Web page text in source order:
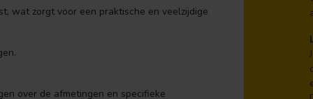
wat zorgt voor een praktische en veelzijdige
over de afmetingen en specifieke